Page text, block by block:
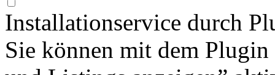
Installationservice durch
Sie können mit dem